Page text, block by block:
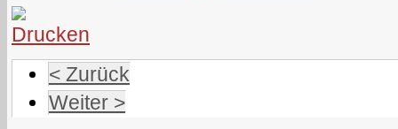
< Zurück
Weiter >